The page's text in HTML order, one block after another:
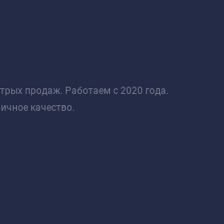
продаж. Работаем с 2020 года.
качество.